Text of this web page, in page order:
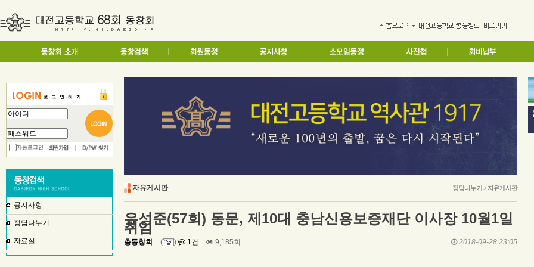
자동로그인
공지사항
정담나누기
자료실
자유게시판 정담나누기 > 자유게시판
유성준(57회) 동문, 제10대 충남신용보증재단 이사장 10월1일
취임
총동창회 ( ) 1건 9,185회 2018-09-28 23:05